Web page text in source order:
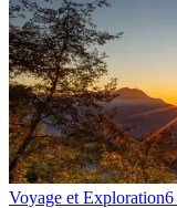
Voyage et Exploration6